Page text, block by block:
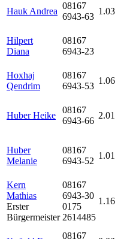
Hauk Andrea
08167
6943-63
1.03
Hilpert
Diana
08167
6943-23
Hoxhaj
Qendrim
08167
6943-53
1.06
Huber Heike
08167
6943-66
2.01
Huber
Melanie
08167
6943-52
1.01
Kern
Mathias
Erster
Bürgermeister
08167
6943-30
0175
2614485
1.16
08167